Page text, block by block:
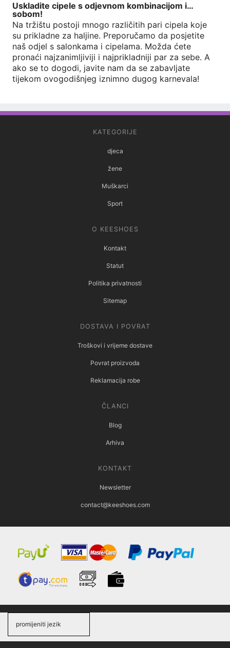
Uskladite cipele s odjevnom kombinacijom i…
sobom!
Na tržištu postoji mnogo različitih pari cipela koje
su prikladne za haljine. Preporučamo da posjetite
naš odjel s salonkama i cipelama. Možda ćete
pronaći najzanimljiviji i najprikladniji par za sebe. A
ako se to dogodi, javite nam da se zabavljate
tijekom ovogodišnjeg iznimno dugog karnevala!
KATEGORIJE
djeca
žene
Muškarci
Sport
O KEESHOES
Kontakt
Statut
Politika privatnosti
Sitemap
DOSTAVA I POVRAT
Troškovi i vrijeme dostave
Povrat proizvoda
Reklamacija robe
ČLANCI
Blog
Arhiva
KONTAKT
Newsletter
contact@keeshoes.com
promijeniti jezik